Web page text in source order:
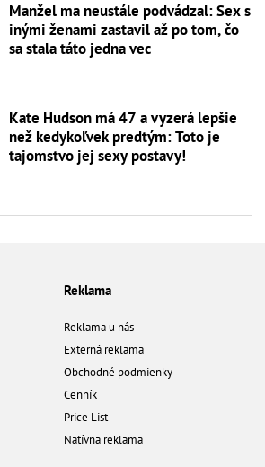
Manžel ma neustále podvádzal: Sex s
inými ženami zastavil až po tom, čo
sa stala táto jedna vec
Kate Hudson má 47 a vyzerá lepšie
než kedykoľvek predtým: Toto je
tajomstvo jej sexy postavy!
Reklama
Reklama u nás
Externá reklama
Obchodné podmienky
Cenník
Price List
Natívna reklama